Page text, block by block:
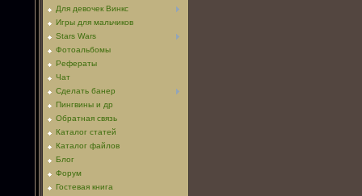
Для девочек Винкс
Игры для мальчиков
Stars Wars
Фотоальбомы
Рефераты
Чат
Сделать банер
Пингвины и др
Обратная связь
Каталог статей
Каталог файлов
Блог
Форум
Гостевая книга